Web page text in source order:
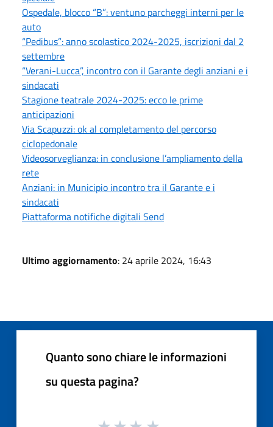
Ospedale, blocco “B”: ventuno parcheggi interni per le
auto
“Pedibus”: anno scolastico 2024-2025, iscrizioni dal 2
settembre
“Verani-Lucca”, incontro con il Garante degli anziani e i
sindacati
Stagione teatrale 2024-2025: ecco le prime
anticipazioni
Via Scapuzzi: ok al completamento del percorso
ciclopedonale
Videosorveglianza: in conclusione l’ampliamento della
rete
Anziani: in Municipio incontro tra il Garante e i
sindacati
Piattaforma notifiche digitali Send
Ultimo aggiornamento: 24 aprile 2024, 16:43
Quanto sono chiare le informazioni
su questa pagina?